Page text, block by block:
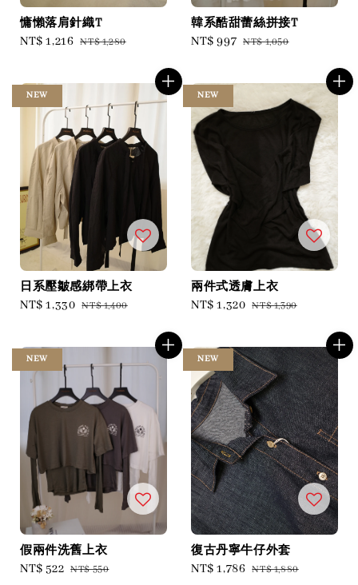
慵懶落肩針織T
Sale
NT$ 1,216 Regular
NT$ 1,280
韓系酷甜蕾絲拼接T
Sale
NT$ 997 Regular
NT$ 1,050
NEW
日系壓皺感綁帶上衣
Sale
NT$ 1,330 Regular
NT$ 1,400
NEW
兩件式透膚上衣
Sale
NT$ 1,320 Regular
NT$ 1,390
NEW
假兩件洗舊上衣
Sale
NT$ 522 Regular
NT$ 550
NEW
復古丹寧牛仔外套
Sale
NT$ 1,786 Regular
NT$ 1,880